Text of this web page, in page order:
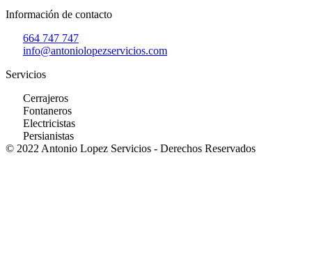
Información de contacto
664 747 747
info@antoniolopezservicios.com
Servicios
Cerrajeros
Fontaneros
Electricistas
Persianistas
© 2022 Antonio Lopez Servicios - Derechos Reservados